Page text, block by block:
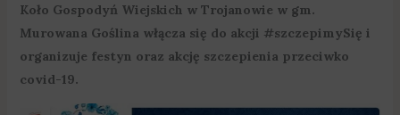
Koło Gospodyń Wiejskich w Trojanowie w gm.
Murowana Goślina włącza się do akcji #szczepimySię i
organizuje festyn oraz akcję szczepienia przeciwko
covid-19.